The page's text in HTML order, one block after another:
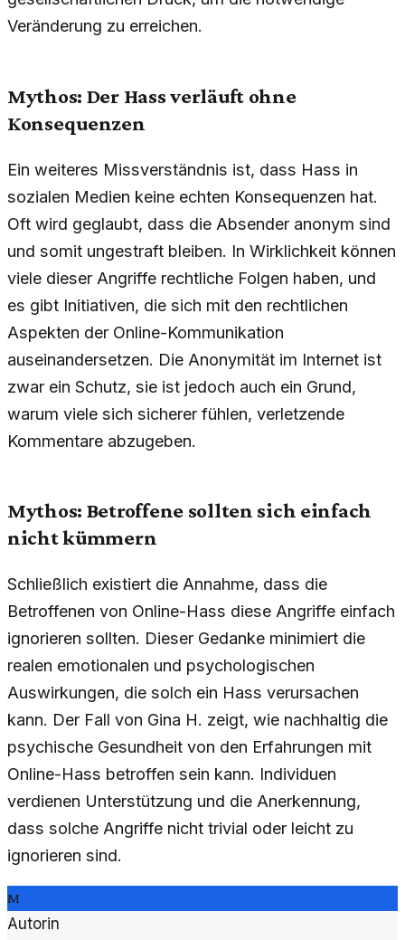
Veränderung zu erreichen.
Mythos: Der Hass verläuft ohne
Konsequenzen
Ein weiteres Missverständnis ist, dass Hass in
sozialen Medien keine echten Konsequenzen hat.
Oft wird geglaubt, dass die Absender anonym sind
und somit ungestraft bleiben. In Wirklichkeit können
viele dieser Angriffe rechtliche Folgen haben, und
es gibt Initiativen, die sich mit den rechtlichen
Aspekten der Online-Kommunikation
auseinandersetzen. Die Anonymität im Internet ist
zwar ein Schutz, sie ist jedoch auch ein Grund,
warum viele sich sicherer fühlen, verletzende
Kommentare abzugeben.
Mythos: Betroffene sollten sich einfach
nicht kümmern
Schließlich existiert die Annahme, dass die
Betroffenen von Online-Hass diese Angriffe einfach
ignorieren sollten. Dieser Gedanke minimiert die
realen emotionalen und psychologischen
Auswirkungen, die solch ein Hass verursachen
kann. Der Fall von Gina H. zeigt, wie nachhaltig die
psychische Gesundheit von den Erfahrungen mit
Online-Hass betroffen sein kann. Individuen
verdienen Unterstützung und die Anerkennung,
dass solche Angriffe nicht trivial oder leicht zu
ignorieren sind.
M
Autorin